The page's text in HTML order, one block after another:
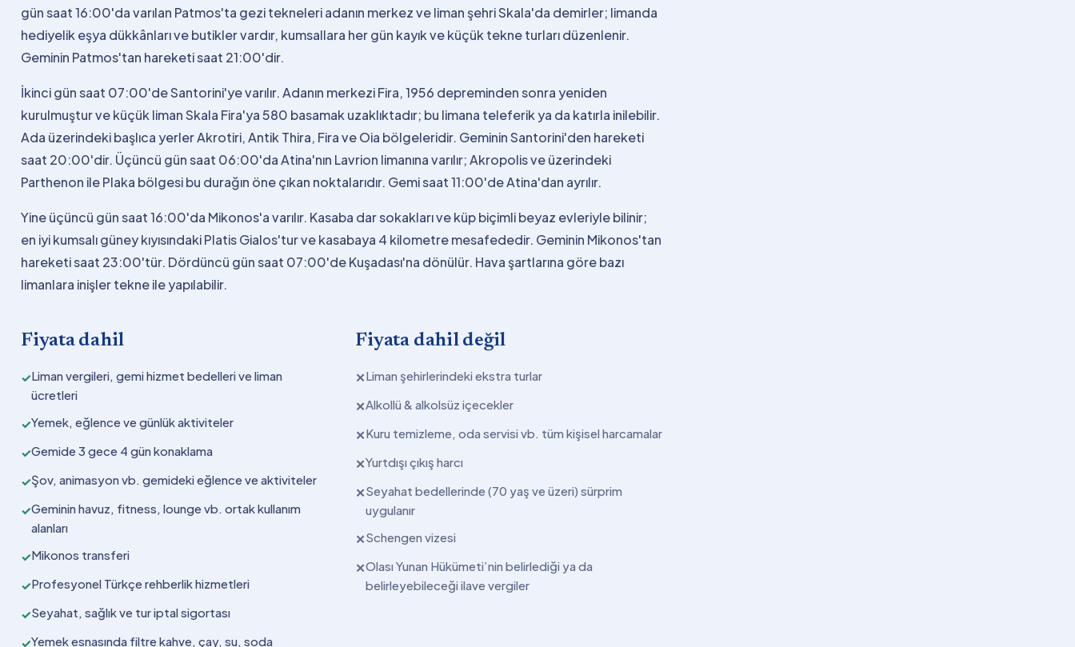
gün saat 16:00'da varılan Patmos'ta gezi tekneleri adanın merkez ve liman şehri Skala'da demirler; limanda
hediyelik eşya dükkânları ve butikler vardır, kumsallara her gün kayık ve küçük tekne turları düzenlenir.
Geminin Patmos'tan hareketi saat 21:00'dir.
İkinci gün saat 07:00'de Santorini'ye varılır. Adanın merkezi Fira, 1956 depreminden sonra yeniden
kurulmuştur ve küçük liman Skala Fira'ya 580 basamak uzaklıktadır; bu limana teleferik ya da katırla inilebilir.
Ada üzerindeki başlıca yerler Akrotiri, Antik Thira, Fira ve Oia bölgeleridir. Geminin Santorini'den hareketi
saat 20:00'dir. Üçüncü gün saat 06:00'da Atina'nın Lavrion limanına varılır; Akropolis ve üzerindeki
Parthenon ile Plaka bölgesi bu durağın öne çıkan noktalarıdır. Gemi saat 11:00'de Atina'dan ayrılır.
Yine üçüncü gün saat 16:00'da Mikonos'a varılır. Kasaba dar sokakları ve küp biçimli beyaz evleriyle bilinir;
en iyi kumsalı güney kıyısındaki Platis Gialos'tur ve kasabaya 4 kilometre mesafededir. Geminin Mikonos'tan
hareketi saat 23:00'tür. Dördüncü gün saat 07:00'de Kuşadası'na dönülür. Hava şartlarına göre bazı
limanlara inişler tekne ile yapılabilir.
Fiyata dahil
✓Liman vergileri, gemi hizmet bedelleri ve liman
ücretleri
✓Yemek, eğlence ve günlük aktiviteler
✓Gemide 3 gece 4 gün konaklama
✓Şov, animasyon vb. gemideki eğlence ve aktiviteler
✓Geminin havuz, fitness, lounge vb. ortak kullanım
alanları
✓Mikonos transferi
✓Profesyonel Türkçe rehberlik hizmetleri
✓Seyahat, sağlık ve tur iptal sigortası
✓Yemek esnasında filtre kahve, çay, su, soda
Fiyata dahil değil
✕Liman şehirlerindeki ekstra turlar
✕Alkollü & alkolsüz içecekler
✕Kuru temizleme, oda servisi vb. tüm kişisel harcamalar
✕Yurtdışı çıkış harcı
✕Seyahat bedellerinde (70 yaş ve üzeri) sürprim
uygulanır
✕Schengen vizesi
✕Olası Yunan Hükümeti’nin belirlediği ya da
belirleyebileceği ilave vergiler